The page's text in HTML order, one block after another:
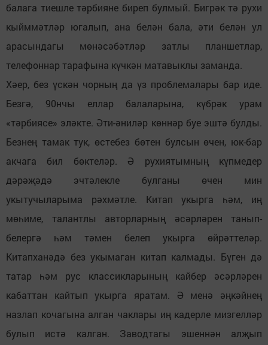
балага тиешле тәрбияне биреп булмый. Бигрәк тә рухи
кыйммәтләр югалып, ана белән бала, әти белән ул
арасындагы мөнәсәбәтләр затлы планшетлар,
телефоннар тарафына күчкән матавыклы заманда.
Хәер, без үскән чорның да үз проблемалары бар иде.
Безгә, 90нчы еллар балаларына, күбрәк урам
«тәрбиясе» эләкте. Әти-әниләр көннәр буе эштә булды.
Безнең тамак тук, өстебез бөтен булсын өчен, юк-бар
акчага бил бөктеләр. Ә рухиятымның күпмедер
дәрәҗәдә эчтәлекле булганы өчен мин
укытучыларыма рәхмәтле. Китап укырга һәм, иң
мөһиме, талантлы авторларның әсәрләрен танып-
белергә һәм тәмен белеп укырга өйрәттеләр.
Китапханәдә без укымаган китап калмады. Бүген дә
татар һәм рус классикларының кайбер әсәрләрен
кабаттан кайтып укырга яратам. Ә менә әңкәйнең
назлап кочагына алган чаклары иң кадерле мизгелләр
булып истә калган. Заводтагы эшеннән алҗып